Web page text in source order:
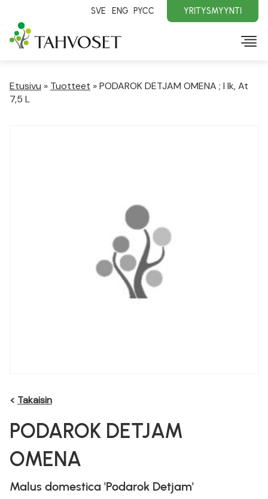
SVE ENG PYCC YRITYSMYYNTI
Etusivu » Tuotteet »PODAROK DETJAM OMENA ; I lk, At
7,5 L
< Takaisin
PODAROK DETJAM
OMENA
Malus domestica 'Podarok Detjam'